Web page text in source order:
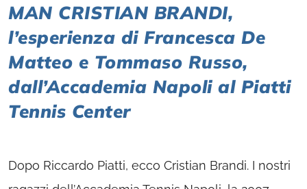
MAN CRISTIAN BRANDI,
l’esperienza di Francesca De
Matteo e Tommaso Russo,
dall’Accademia Napoli al Piatti
Tennis Center
Dopo Riccardo Piatti, ecco Cristian Brandi. I nostri